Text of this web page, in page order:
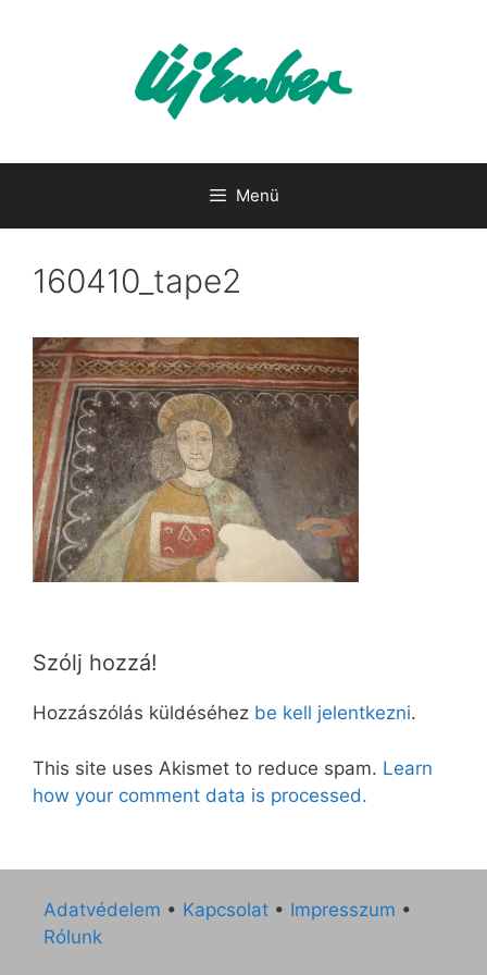
Menü
160410_tape2
Szólj hozzá!
Hozzászólás küldéséhez be kell jelentkezni.
This site uses Akismet to reduce spam. Learn
how your comment data is processed.
Adatvédelem • Kapcsolat • Impresszum •
Rólunk